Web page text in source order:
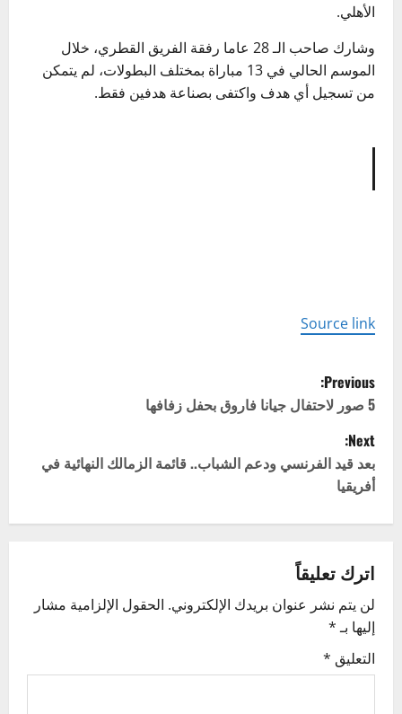
الأهلي.
وشارك صاحب الـ 28 عاما رفقة الفريق القطري، خلال
الموسم الحالي في 13 مباراة بمختلف البطولات، لم يتمكن
من تسجيل أي هدف واكتفى بصناعة هدفين فقط.
Source link
P
o
s
t
n
a
v
i
g
Previous:
5 صور لاحتفال جيانا فاروق بحفل زفافها
Next:
بعد قيد الفرنسي ودعم الشباب.. قائمة الزمالك النهائية في
أفريقيا
اترك تعليقاً
لن يتم نشر عنوان بريدك الإلكتروني. الحقول الإلزامية مشار
إليها بـ*
التعليق *